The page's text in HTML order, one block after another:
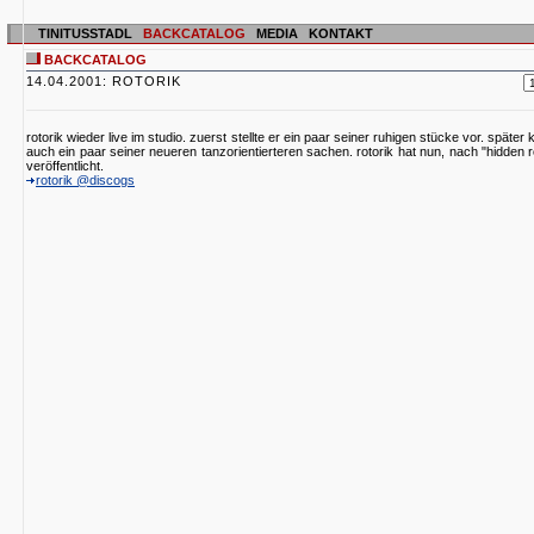
TINITUSSTADL BACKCATALOG MEDIA
KONTAKT
BACKCATALOG
14.04.2001: ROTORIK
rotorik wieder live im studio. zuerst stellte er ein paar seiner ruhigen stücke vor. später
auch ein paar seiner neueren tanzorientierteren sachen. rotorik hat nun, nach "hidden
veröffentlicht.
rotorik @discogs